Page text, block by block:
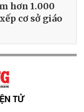
hơn 1.000
cơ sở giáo
TỬ